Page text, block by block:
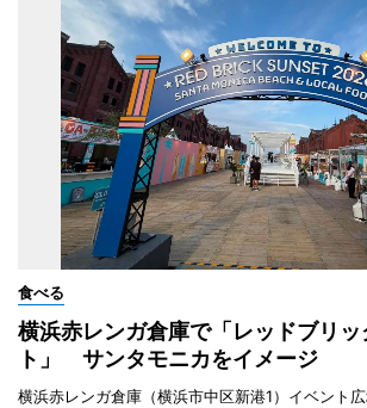
食べる
横浜赤レンガ倉庫で「レッドブリッ
ト」 サンタモニカをイメージ
横浜赤レンガ倉庫（横浜市中区新港1）イベント